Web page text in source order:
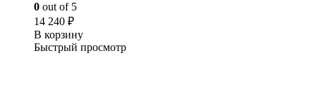
0 out of 5
14 240 ₽
В корзину
Быстрый просмотр